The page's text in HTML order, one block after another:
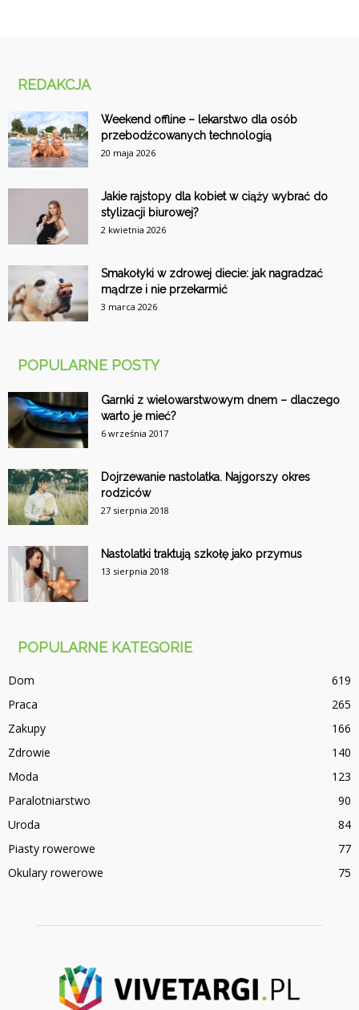
REDAKCJA
Weekend offline – lekarstwo dla osób
przebodźcowanych technologią
20 maja 2026
Jakie rajstopy dla kobiet w ciąży wybrać do
stylizacji biurowej?
2 kwietnia 2026
Smakołyki w zdrowej diecie: jak nagradzać
mądrze i nie przekarmić
3 marca 2026
POPULARNE POSTY
Garnki z wielowarstwowym dnem – dlaczego
warto je mieć?
6 września 2017
Dojrzewanie nastolatka. Najgorszy okres
rodziców
27 sierpnia 2018
Nastolatki traktują szkołę jako przymus
13 sierpnia 2018
POPULARNE KATEGORIE
Dom
619
Praca
265
Zakupy
166
Zdrowie
140
Moda
123
Paralotniarstwo
90
Uroda
84
Piasty rowerowe
77
Okulary rowerowe
75